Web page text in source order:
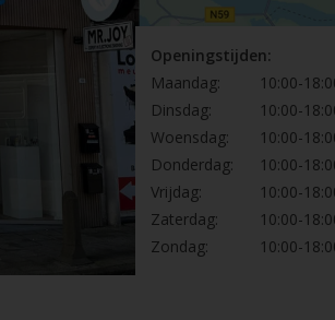
Openingstijden:
Maandag:
10:00-
Dinsdag:
10:00-
Woensdag:
10:00-
Donderdag:
10:00-
Vrijdag:
10:00-
Zaterdag:
10:00-
Zondag:
10:00-